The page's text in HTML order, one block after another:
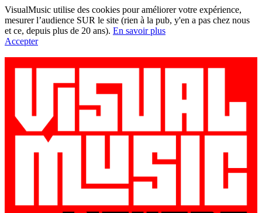
VisualMusic utilise des cookies pour améliorer votre expérience,
mesurer l’audience SUR le site (rien à la pub, y'en a pas chez nous
et ce, depuis plus de 20 ans). En savoir plus
Accepter